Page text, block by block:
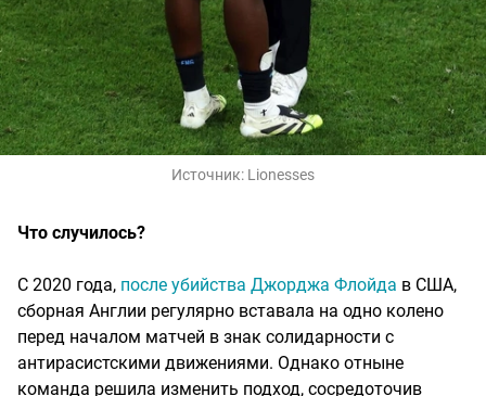
Источник: Lionesses
Что случилось?
С 2020 года, после убийства Джорджа Флойда в США,
сборная Англии регулярно вставала на одно колено
перед началом матчей в знак солидарности с
антирасистскими движениями. Однако отныне
команда решила изменить подход, сосредоточив